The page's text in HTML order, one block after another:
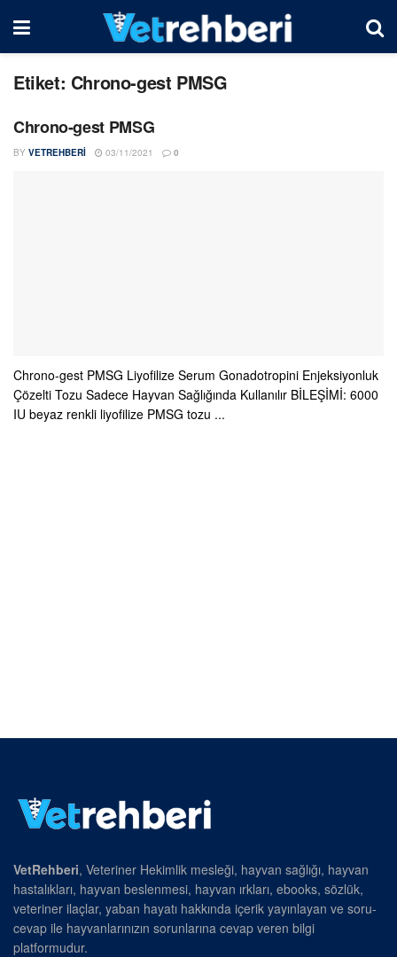
Etiket: Chrono-gest PMSG
Chrono-gest PMSG
BY VETREHBERI 03/11/2021 0
Chrono-gest PMSG Liyofilize Serum Gonadotropini Enjeksiyonluk
Çözelti Tozu Sadece Hayvan Sağlığında Kullanılır BİLEŞİMİ: 6000
IU beyaz renkli liyofilize PMSG tozu ...
VetRehberi, Veteriner Hekimlik mesleği, hayvan sağlığı, hayvan
hastalıkları, hayvan beslenmesi, hayvan ırkları, ebooks, sözlük,
veteriner ilaçlar, yaban hayatı hakkında içerik yayınlayan ve soru-
cevap ile hayvanlarınızın sorunlarına cevap veren bilgi
platformudur.